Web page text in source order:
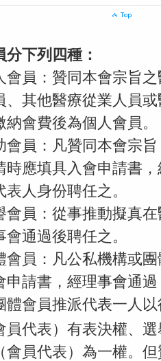
分下列四種：
會員：贊同本會宗旨
、其他醫療從業人員
納會費後為個人會員。
會員：凡贊同本會宗
時應填具入會申請書
表人身份聘任之。
會員：從事推動擬真
會通過後聘任之。
會員：凡公私機構或
申請書，經理事會通
體會員推派代表一人
員代表）有表決權、
會員代表）為一權。